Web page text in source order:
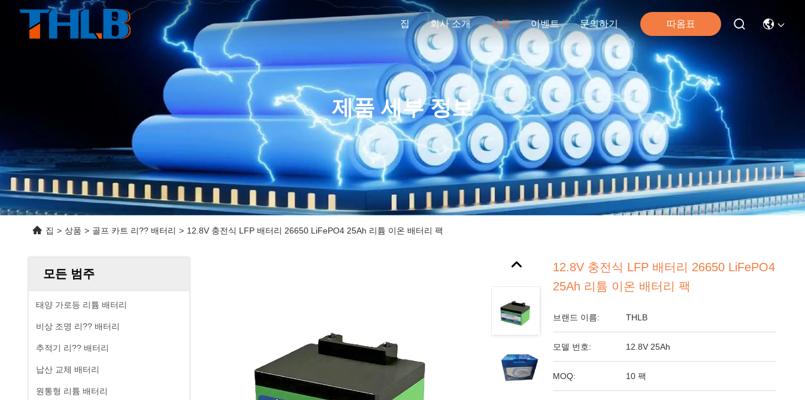
집 회사 소개 상품 이벤트 문의하기 따옴표
제품 세부 정보
집 > 상품 > 골프 카트 리?? 배터리 > 12.8V 충전식 LFP 배터리 26650 LiFePO4 25Ah 리튬 이온 배터리 팩
모든 범주
태양 가로등 리튬 배터리
비상 조명 리?? 배터리
추적기 리?? 배터리
납산 교체 배터리
원통형 리튬 배터리
12.8V 충전식 LFP 배터리 26650 LiFePO4
25Ah 리튬 이온 배터리 팩
브랜드 이름: THLB
모델 번호: 12.8V 25Ah
MOQ: 10 팩